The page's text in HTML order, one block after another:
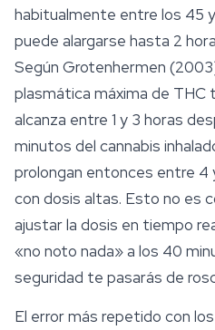
habitualmente entre los 45
puede alargarse hasta 2
Según Grotenhermen
plasmática máxima de THC
alcanza entre 1 y 3 horas
minutos del cannabis
prolongan entonces entre 4
con dosis altas. Esto no es
ajustar la dosis en tiempo
«no noto nada» a los 40
seguridad te pasarás de
El error más repetido con